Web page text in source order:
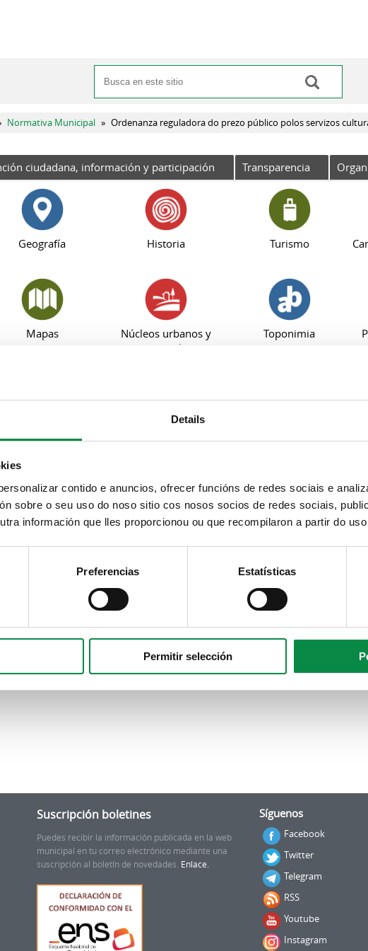
Details
contido e anuncios, ofrecer funcións de redes sociais e
sobre o seu uso do noso sitio cos nosos socios de redes sociais,
información que lles proporcionou ou que recompilaron a partir do
Preferencias Estatísticas
Permitir selección
Formulario de búsqueda
Buscar
Normativa Municipal » Ordenanza reguladora do prezo público polos servizos
ciudadana, información y participación Transparencia
Geografía Historia Turismo
Mapas
Núcleos urbanos y
parroquias
Toponimia
do prezo público polos servizos
Suscripción boletines
Puedes recibir la información publicada en la web
municipal en tu correo electrónico mediante una
suscripción al boletín de novedades. Enlace.
Síguenos
Facebook
Twitter
Telegram
RSS
Youtube
Instagram